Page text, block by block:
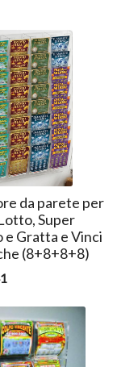
da parete per
Super
e Gratta e Vinci
(8+8+8+8)